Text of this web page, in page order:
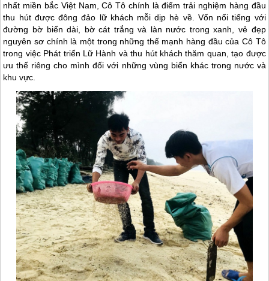
nhất miền bắc Việt Nam,Cô Tô chính là điểm trải nghiệm hàng đầu
thu hút được đông đảo lữ khách mỗi dịp hè về. Vốn nổi tiếng với
đường bờ biển dài, bờ cát trắng và làn nước trong xanh, vẻ đẹp
nguyên sơ chính là một trong những thế mạnh hàng đầu của Cô Tô
trong việc Phát triển Lữ Hành và thu hút khách thăm quan, tạo được
ưu thế riêng cho mình đối với những vùng biển khác trong nước và
khu vực.